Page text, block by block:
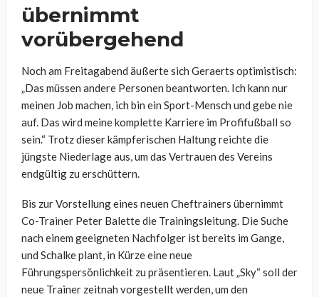
übernimmt
vorübergehend
Noch am Freitagabend äußerte sich Geraerts optimistisch:
„Das müssen andere Personen beantworten. Ich kann nur
meinen Job machen, ich bin ein Sport-Mensch und gebe nie
auf. Das wird meine komplette Karriere im Profifußball so
sein.“ Trotz dieser kämpferischen Haltung reichte die
jüngste Niederlage aus, um das Vertrauen des Vereins
endgültig zu erschüttern.
Bis zur Vorstellung eines neuen Cheftrainers übernimmt
Co-Trainer Peter Balette die Trainingsleitung. Die Suche
nach einem geeigneten Nachfolger ist bereits im Gange,
und Schalke plant, in Kürze eine neue
Führungspersönlichkeit zu präsentieren. Laut „Sky“ soll der
neue Trainer zeitnah vorgestellt werden, um den